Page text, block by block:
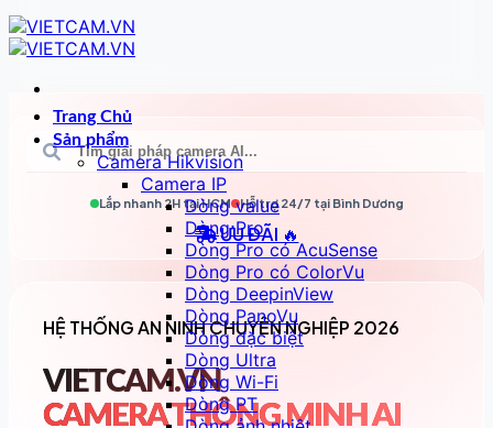
Trang Chủ
Sản phẩm
Camera Hikvision
Camera IP
Dòng value
Dòng Pro
Dòng Pro có AcuSense
Dòng Pro có ColorVu
Dòng DeepinView
Dòng PanoVu
Dòng đặc biệt
Dòng Ultra
Dòng Wi-Fi
Dòng PT
Lắp nhanh 2H tạiHCM Hỗ trợ 24/7 tại Bình Dương
ƯU ĐÃI 🔥
HỆ THỐNG AN NINH CHUYÊN NGHIỆP 2026
VIETCAM.VN
CAMERA THÔNG MINH AI